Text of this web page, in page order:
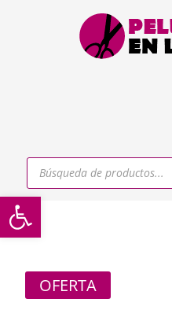
Abrir barra de herramientas
Búsqueda
productos
OFERTA